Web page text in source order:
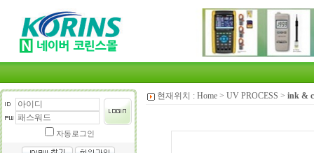
자동로그인
현재위치 : Home > UV PROCESS > ink &